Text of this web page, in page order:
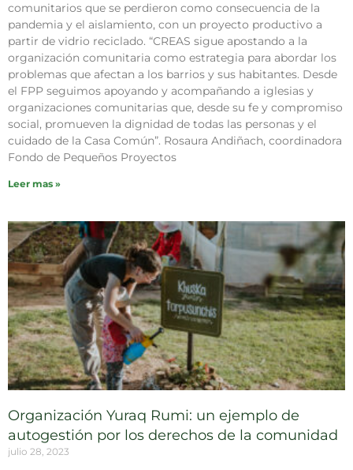
comunitarios que se perdieron como consecuencia de la
pandemia y el aislamiento, con un proyecto productivo a
partir de vidrio reciclado. “CREAS sigue apostando a la
organización comunitaria como estrategia para abordar los
problemas que afectan a los barrios y sus habitantes. Desde
el FPP seguimos apoyando y acompañando a iglesias y
organizaciones comunitarias que, desde su fe y compromiso
social, promueven la dignidad de todas las personas y el
cuidado de la Casa Común”. Rosaura Andiñach, coordinadora
Fondo de Pequeños Proyectos
Leer mas »
Organización Yuraq Rumi: un ejemplo de
autogestión por los derechos de la comunidad
julio 28, 2023